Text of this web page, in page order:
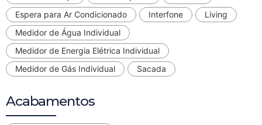
Espera para Ar Condicionado
Interfone
Living
Medidor de Água Individual
Medidor de Energia Elétrica Individual
Medidor de Gás Individual
Sacada
Acabamentos